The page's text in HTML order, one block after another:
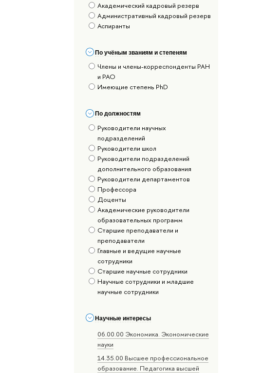
Академический кадровый резерв
Административный кадровый резерв
Аспиранты
По учёным званиям и степеням
Члены и члены-корреспонденты РАН
и РАО
Имеющие степень PhD
По должностям
Руководители научных
подразделений
Руководители школ
Руководители подразделений
дополнительного образования
Руководители департаментов
Профессора
Доценты
Академические руководители
образовательных программ
Старшие преподаватели и
преподаватели
Главные и ведущие научные
сотрудники
Старшие научные сотрудники
Научные сотрудники и младшие
научные сотрудники
Научные интересы
06.00.00 Экономика. Экономические
науки
14.35.00 Высшее профессиональное
образование. Педагогика высшей